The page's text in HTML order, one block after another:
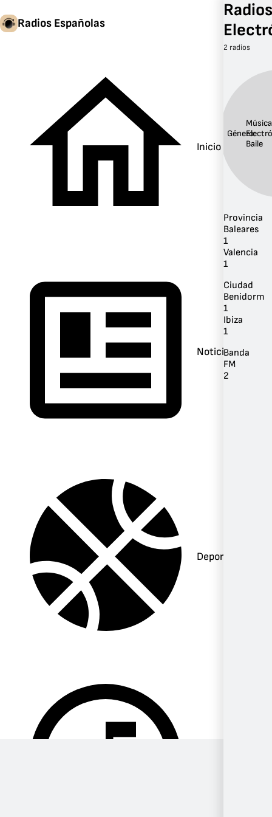
Radios Españolas
Inicio
Noticias
Deportes
2 radios
Género:
Música
Baile
Provincia
Baleares
1
Valencia
1
Ciudad
Benidorm
1
Ibiza
1
Banda
FM
2